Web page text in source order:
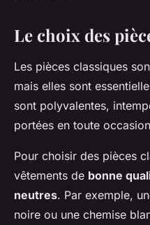
Le choix des
Les pièces classiques
mais elles sont
sont polyvalentes,
portées en toute
Pour choisir des pièces
vêtements de bonne
neutres. Par exemple,
noire ou une chemise